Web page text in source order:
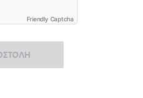
Friendly Captcha